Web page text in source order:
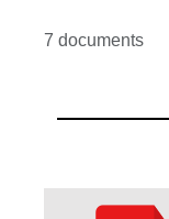
7 documents